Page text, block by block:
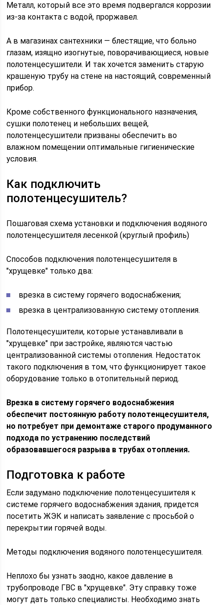
Металл, который все это время подвергался коррозии
из-за контакта с водой, проржавел.
А в магазинах сантехники — блестящие, что больно
глазам, изящно изогнутые, поворачивающиеся, новые
полотенцесушители. И так хочется заменить старую
крашеную трубу на стене на настоящий, современный
прибор.
Кроме собственного функционального назначения,
сушки полотенец и небольших вещей,
полотенцесушители призваны обеспечить во
влажном помещении оптимальные гигиенические
условия.
Как подключить
полотенцесушитель?
Пошаговая схема установки и подключения водяного
полотенцесушителя лесенкой (круглый профиль)
Способов подключения полотенцесушителя в
"хрущевке" только два:
врезка в систему горячего водоснабжения;
врезка в централизованную систему отопления.
Полотенцесушители, которые устанавливали в
"хрущевке" при застройке, являются частью
централизованной системы отопления. Недостаток
такого подключения в том, что функционирует такое
оборудование только в отопительный период.
Врезка в систему горячего водоснабжения
обеспечит постоянную работу полотенцесушителя,
но потребует при демонтаже старого продуманного
подхода по устранению последствий
образовавшегося разрыва в трубах отопления.
Подготовка к работе
Если задумано подключение полотенцесушителя к
системе горячего водоснабжения здания, придется
посетить ЖЭК и написать заявление с просьбой о
перекрытии горячей воды.
Методы подключения водяного полотенцесушителя.
Неплохо бы узнать заодно, какое давление в
трубопроводе ГВС в "хрущевке". Эту справку тоже
могут дать только специалисты. Необходимо знать